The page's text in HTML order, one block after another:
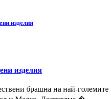
изделия
изделия
брашна на най-големите